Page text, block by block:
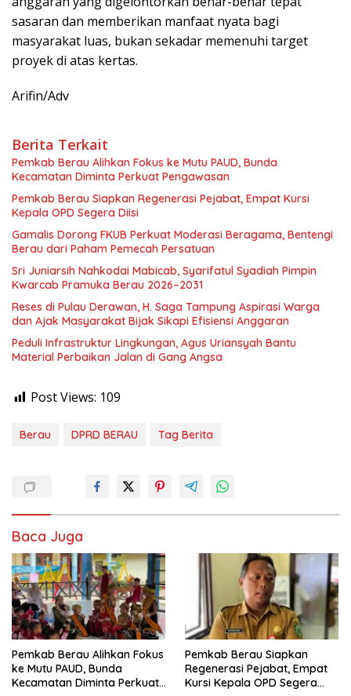
sasaran dan memberikan manfaat nyata bagi
masyarakat luas, bukan sekadar memenuhi target
proyek di atas kertas.
Arifin/Adv
Berita Terkait
Pemkab Berau Alihkan Fokus ke Mutu PAUD, Bunda
Kecamatan Diminta Perkuat Pengawasan
Pemkab Berau Siapkan Regenerasi Pejabat, Empat Kursi
Kepala OPD Segera Diisi
Gamalis Dorong FKUB Perkuat Moderasi Beragama, Bentengi
Berau dari Paham Pemecah Persatuan
Sri Juniarsih Nahkodai Mabicab, Syarifatul Syadiah Pimpin
Kwarcab Pramuka Berau 2026–2031
Reses di Pulau Derawan, H. Saga Tampung Aspirasi Warga
dan Ajak Masyarakat Bijak Sikapi Efisiensi Anggaran
Peduli Infrastruktur Lingkungan, Agus Uriansyah Bantu
Material Perbaikan Jalan di Gang Angsa
Post Views: 109
Berau DPRD BERAU Tag Berita
Baca Juga
Pemkab Berau Alihkan Fokus
ke Mutu PAUD, Bunda
Kecamatan Diminta Perkuat
Pemkab Berau Siapkan
Regenerasi Pejabat, Empat
Kursi Kepala OPD Segera